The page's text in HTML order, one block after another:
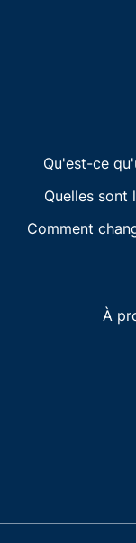
Qu'est-ce
Quelles sont
Comment
À